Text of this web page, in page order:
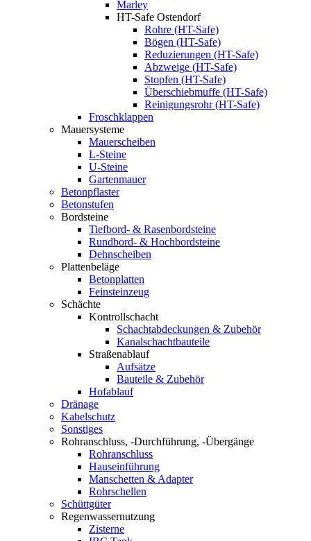
Marley
HT-Safe Ostendorf
Rohre (HT-Safe)
Bögen (HT-Safe)
Reduzierungen (HT-Safe)
Abzweige (HT-Safe)
Stopfen (HT-Safe)
Überschiebmuffe (HT-Safe)
Reinigungsrohr (HT-Safe)
Froschklappen
Mauersysteme
Mauerscheiben
L-Steine
U-Steine
Gartenmauer
Betonpflaster
Betonstufen
Bordsteine
Tiefbord- & Rasenbordsteine
Rundbord- & Hochbordsteine
Dehnscheiben
Plattenbeläge
Betonplatten
Feinsteinzeug
Schächte
Kontrollschacht
Schachtabdeckungen & Zubehör
Kanalschachtbauteile
Straßenablauf
Aufsätze
Bauteile & Zubehör
Hofablauf
Dränage
Kabelschutz
Sonstiges
Rohranschluss, -Durchführung, -Übergänge
Rohranschluss
Hauseinführung
Manschetten & Adapter
Rohrschellen
Schüttgüter
Regenwassernutzung
Zisterne